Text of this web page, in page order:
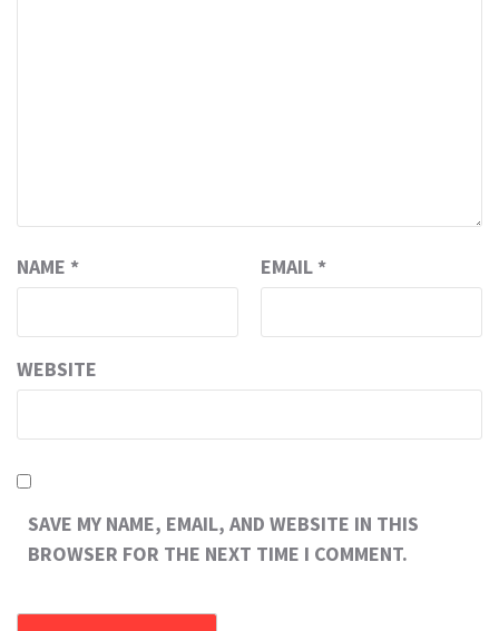
NAME * EMAIL *
WEBSITE
SAVE MY NAME, EMAIL, AND WEBSITE IN THIS
BROWSER FOR THE NEXT TIME I COMMENT.